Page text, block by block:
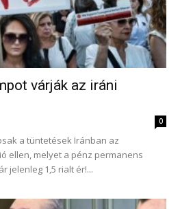
várják az iráni
0
a tüntetések Iránban az
ellen, melyet a pénz permanens
jelenleg 1,5 rialt ér!...